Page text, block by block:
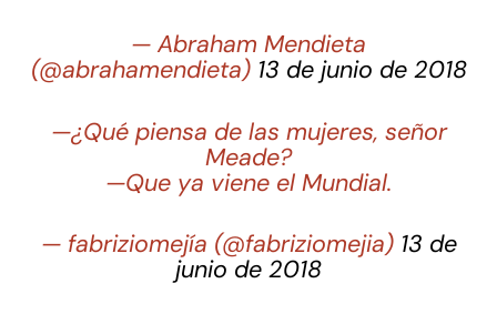
— Abraham Mendieta
(@abrahamendieta) 13 de junio de 2018
—¿Qué piensa de las mujeres, señor
Meade?
—Que ya viene el Mundial.
— fabriziomejía (@fabriziomejia) 13 de
junio de 2018